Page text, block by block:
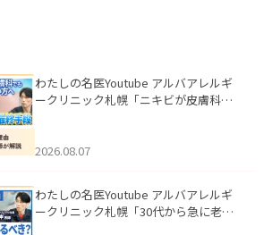
わたしの名医Youtube アルバアレルギ
ークリニック札幌「ニキビが皮膚科で
ました。
2026.08.07
わたしの名医Youtube アルバアレルギ
ークリニック札幌「30代から急に老け